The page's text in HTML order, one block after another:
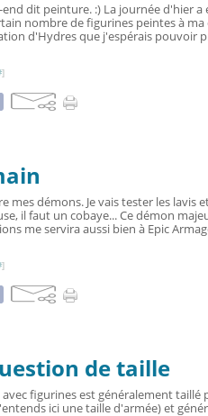
dit peinture. :) La journée d'hier a
nombre de figurines peintes à ma
d'Hydres que j'espérais pouvoir
]
mes démons. Je vais tester les lavis
il faut un cobaye... Ce démon
me servira aussi bien à Epic
]
de taille
avec figurines est généralement
ici une taille d'armée) et